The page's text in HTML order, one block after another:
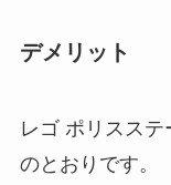
デメリット
レゴ ポリスス
のとおりです。